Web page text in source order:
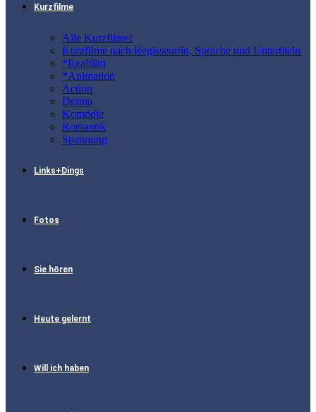
Kurzfilme
Alle Kurzfilme!
Kurzfilme nach Regisseur/in, Sprache und Untertiteln
*Realfilm
*Animation
Action
Drama
Komödie
Romantik
Spannung
Links+Dings
Fotos
Sie hören
Heute gelernt
Will ich haben